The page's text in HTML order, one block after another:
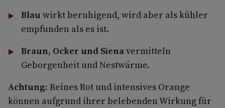
Blau wirkt beruhigend, wird aber als kühler
empfunden als es ist.
Braun, Ocker und Sienavermitteln
Geborgenheit und Nestwärme.
Achtung: Reines Rot und intensives Orange
können aufgrund ihrer belebenden Wirkung für